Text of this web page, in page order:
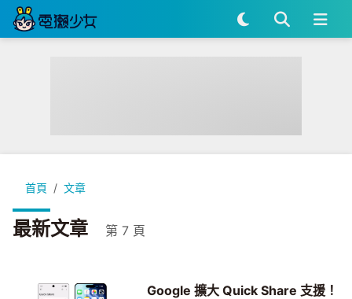
首頁 文章
最新文章 第 7 頁
Google 擴大 Quick Share 支援！